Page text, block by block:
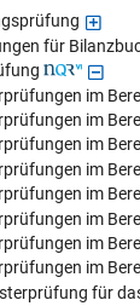
für
im
im
im
im
im
im
im
im
für